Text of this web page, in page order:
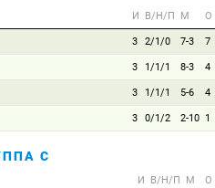
И В/Н/П М О
3 2/1/0 7-3 7
3 1/1/1 8-3 4
3 1/1/1 5-6 4
3 0/1/2 2-10 1
C
И В/Н/П М О